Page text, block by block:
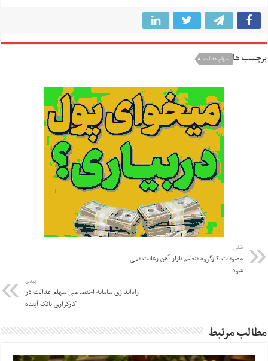
برچسب ها سهام عدالت
قبلی
مصوبات کارگروه تنظیم بازار آهن رعایت نمی
شود
بعدی
راه‌اندازی سامانه اختصاصی سهام عدالت در
کارگزاری بانک آینده
مطالب مرتبط